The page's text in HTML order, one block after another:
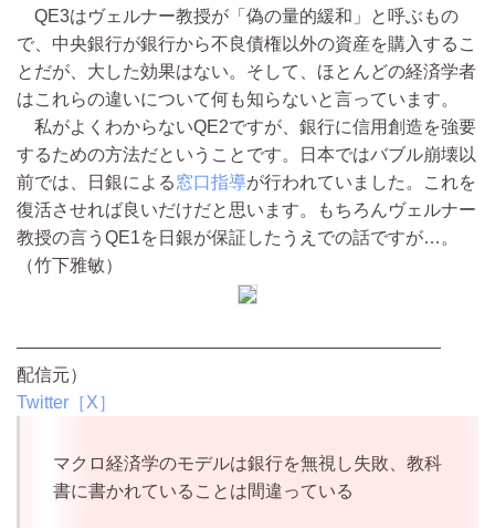
QE3はヴェルナー教授が「偽の量的緩和」と呼ぶもの
で、中央銀行が銀行から不良債権以外の資産を購入するこ
とだが、大した効果はない。そして、ほとんどの経済学者
はこれらの違いについて何も知らないと言っています。
私がよくわからないQE2ですが、銀行に信用創造を強要
するための方法だということです。日本ではバブル崩壊以
前では、日銀による窓口指導が行われていました。これを
復活させれば良いだけだと思います。もちろんヴェルナー
教授の言うQE1を日銀が保証したうえでの話ですが…。
（竹下雅敏）
————————————————————————
配信元）
Twitter［X］
マクロ経済学のモデルは銀行を無視し失敗、教科
書に書かれていることは間違っている